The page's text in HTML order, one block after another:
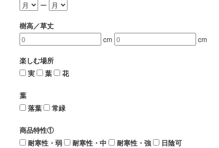
ー
樹高／草丈
cm
cm
楽しむ場所
実
葉 花
葉
落葉
常緑
商品特性①
耐寒性・弱
耐寒性・中 耐寒性・強
日陰可